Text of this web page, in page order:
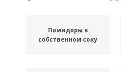
Помидоры в
собственном соку